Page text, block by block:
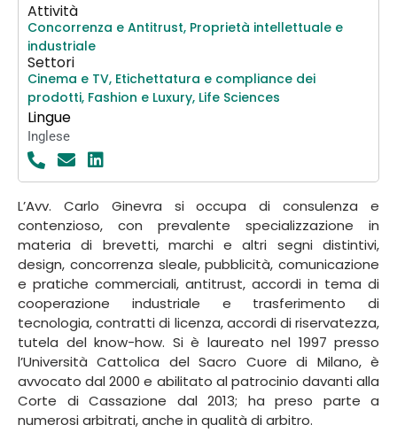
Attività
Concorrenza e Antitrust, Proprietà intellettuale e
industriale
Settori
Cinema e TV, Etichettatura e compliance dei
prodotti, Fashion e Luxury, Life Sciences
Lingue
Inglese
L’Avv. Carlo Ginevra si occupa di consulenza e
contenzioso, con prevalente specializzazione in
materia di brevetti, marchi e altri segni distintivi,
design, concorrenza sleale, pubblicità, comunicazione
e pratiche commerciali, antitrust, accordi in tema di
cooperazione industriale e trasferimento di
tecnologia, contratti di licenza, accordi di riservatezza,
tutela del know-how. Si è laureato nel 1997 presso
l’Università Cattolica del Sacro Cuore di Milano, è
avvocato dal 2000 e abilitato al patrocinio davanti alla
Corte di Cassazione dal 2013; ha preso parte a
numerosi arbitrati, anche in qualità di arbitro.